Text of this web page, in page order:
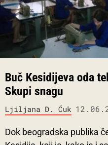
Buč Kesidijeva oda
Skupi snagu
Ljiljana D. Ćuk
Dok beogradska publika